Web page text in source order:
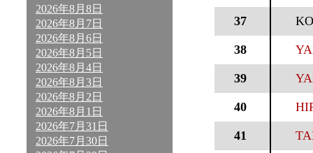
2026年8月8日
2026年8月7日
2026年8月6日
2026年8月5日
2026年8月4日
2026年8月3日
2026年8月2日
2026年8月1日
2026年7月31日
2026年7月30日
37
38
39
40
41